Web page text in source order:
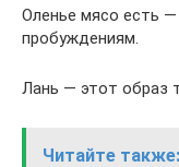
Оленье мясо есть
пробуждениям.
Лань — этот образ
Читайте также: